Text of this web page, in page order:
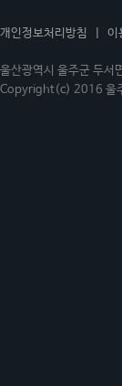
개인정보처리방침 이
울산광역시 울주군 두
Copyright(c) 2016 울